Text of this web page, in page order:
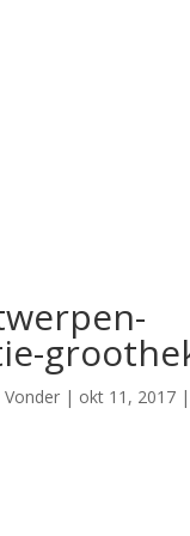
Vonder| okt 11, 2017|